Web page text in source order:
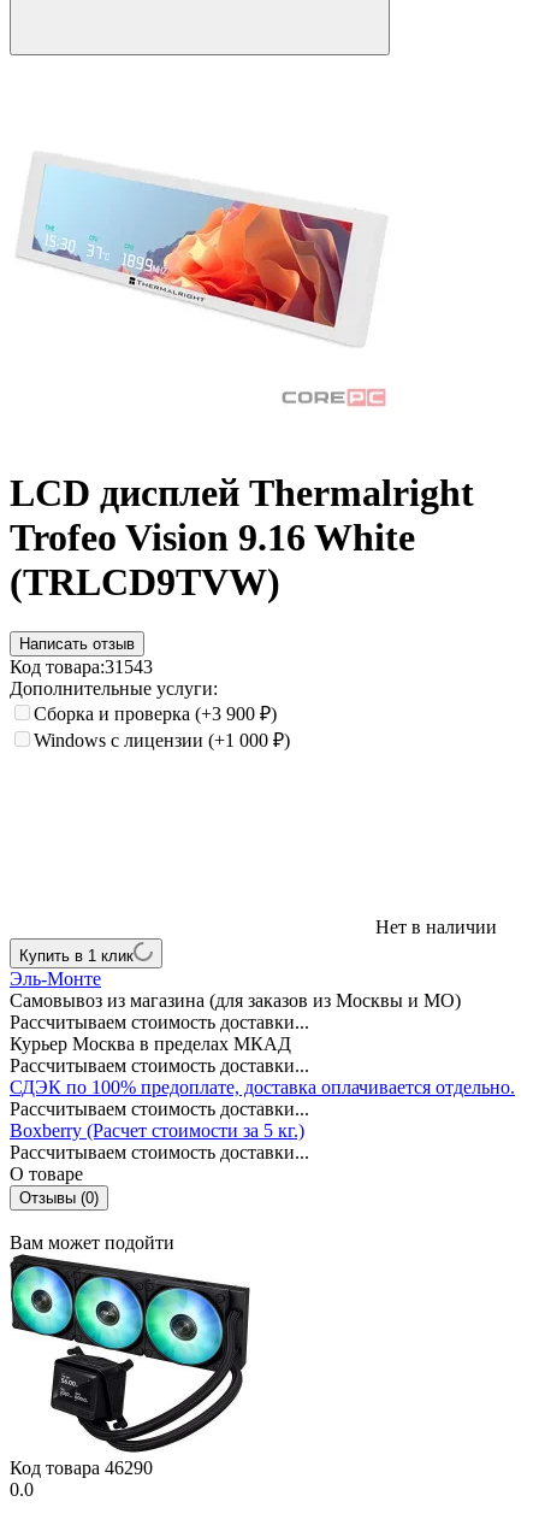
LCD дисплей Thermalright
Trofeo Vision 9.16 White
(TRLCD9TVW)
Написать отзыв
Код товара:31543
Дополнительные услуги:
Сборка и проверка (+3 900 ₽)
Windows с лицензии (+1 000 ₽)
Нет в наличии
Купить в 1 клик
Эль-Монте
Самовывоз из магазина (для заказов из Москвы и МО)
Рассчитываем стоимость доставки...
Курьер Москва в пределах МКАД
Рассчитываем стоимость доставки...
СДЭК по 100% предоплате, доставка оплачивается отдельно.
Рассчитываем стоимость доставки...
Boxberry (Расчет стоимости за 5 кг.)
Рассчитываем стоимость доставки...
О товаре
Отзывы (0)
Вам может подойти
Код товара 46290
0.0